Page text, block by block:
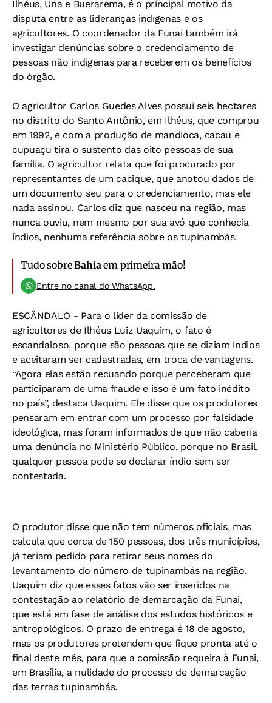
Ilhéus, Una e Buerarema, é o principal motivo da
disputa entre as lideranças indígenas e os
agricultores. O coordenador da Funai também irá
investigar denúncias sobre o credenciamento de
pessoas não indigenas para receberem os benefícios
do órgão.
O agricultor Carlos Guedes Alves possui seis hectares
no distrito do Santo Antônio, em Ilhéus, que comprou
em 1992, e com a produção de mandioca, cacau e
cupuaçu tira o sustento das oito pessoas de sua
família. O agricultor relata que foi procurado por
representantes de um cacique, que anotou dados de
um documento seu para o credenciamento, mas ele
nada assinou. Carlos diz que nasceu na região, mas
nunca ouviu, nem mesmo por sua avó que conhecia
índios, nenhuma referência sobre os tupinambás.
Tudo sobreBahiaem primeira mão!
Entre no canal do WhatsApp.
ESCÂNDALO - Para o líder da comissão de
agricultores de Ilhéus Luiz Uaquim, o fato é
escandaloso, porque são pessoas que se diziam índios
e aceitaram ser cadastradas, em troca de vantagens.
“Agora elas estão recuando porque perceberam que
participaram de uma fraude e isso é um fato inédito
no país”, destaca Uaquim. Ele disse que os produtores
pensaram em entrar com um processo por falsidade
ideológica, mas foram informados de que não caberia
uma denúncia no Ministério Público, porque no Brasil,
qualquer pessoa pode se declarar índio sem ser
contestada.
O produtor disse que não tem números oficiais, mas
calcula que cerca de 150 pessoas, dos três municípios,
já teriam pedido para retirar seus nomes do
levantamento do número de tupinambás na região.
Uaquim diz que esses fatos vão ser inseridos na
contestação ao relatório de demarcação da Funai,
que está em fase de análise dos estudos históricos e
antropológicos. O prazo de entrega é 18 de agosto,
mas os produtores pretendem que fique pronta até o
final deste mês, para que a comissão requeira à Funai,
em Brasília, a nulidade do processo de demarcação
das terras tupinambás.